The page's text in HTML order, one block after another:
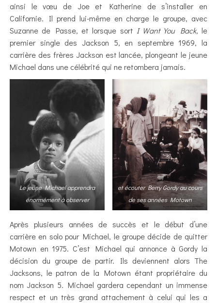
ainsi le vœu de Joe et Katherine de s’installer en
Californie. Il prend lui-même en charge le groupe, avec
Suzanne de Passe, et lorsque sort I Want You Back, le
premier single des Jackson 5, en septembre 1969, la
carrière des frères Jackson est lancée, plongeant le jeune
Michael dans une célébrité qui ne retombera jamais.
Le jeune Michael apprendra
énormément à observer
et écouter Berry Gordyau cours
de ses années Motown
Après plusieurs années de succès et le début d’une
carrière en solo pour Michael, le groupe décide de quitter
Motown en 1975. C’est Michael qui annonce à Gordy la
décision du groupe de partir. Ils deviennent alors The
Jacksons, le patron de la Motown étant propriétaire du
nom Jackson 5. Michael gardera cependant un immense
respect et un très grand attachement à celui qui les a